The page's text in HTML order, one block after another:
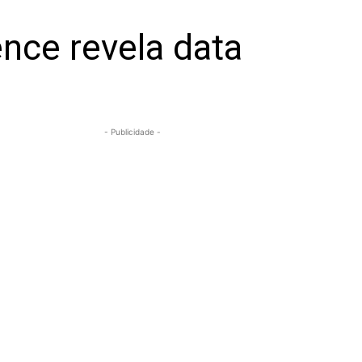
revela data
- Publicidade -